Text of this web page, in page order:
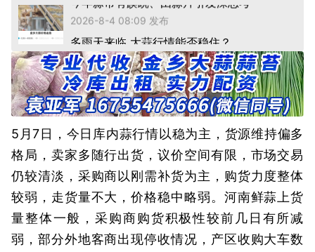
多雨天来临 大蒜行情能否稳住？
前天 19:03 发布
5月7日，今日库内蒜行情以稳为主，货源维持偏多
格局，卖家多随行出货，议价空间有限，市场交易
仍较清淡，采购商以刚需补货为主，购货力度整体
较弱，走货量不大，价格稳中略弱。河南鲜蒜上货
量整体一般，采购商购货积极性较前几日有所减
弱，部分外地客商出现停收情况，产区收购大车数